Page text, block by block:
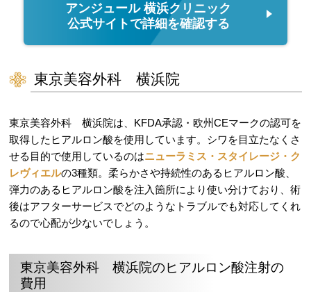
アンジュール 横浜クリニック
公式サイトで詳細を確認する
東京美容外科 横浜院
東京美容外科 横浜院は、KFDA承認・欧州CEマークの認可を
取得したヒアルロン酸を使用しています。シワを目立たなくさ
せる目的で使用しているのはニューラミス・スタイレージ・ク
レヴィエルの3種類。柔らかさや持続性のあるヒアルロン酸、
弾力のあるヒアルロン酸を注入箇所により使い分けており、術
後はアフターサービスでどのようなトラブルでも対応してくれ
るので心配が少ないでしょう。
東京美容外科 横浜院のヒアルロン酸注射の
費用